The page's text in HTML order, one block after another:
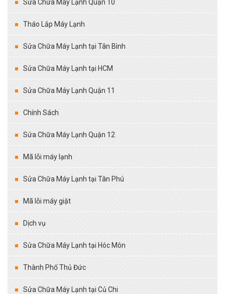
Sửa Chữa Máy Lạnh Quận 10
Tháo Lắp Máy Lạnh
Sửa Chữa Máy Lạnh tại Tân Bình
Sửa Chữa Máy Lạnh tại HCM
Sửa Chữa Máy Lạnh Quận 11
Chính Sách
Sửa Chữa Máy Lạnh Quận 12
Mã lỗi máy lạnh
Sửa Chữa Máy Lạnh tại Tân Phú
Mã lỗi máy giặt
Dịch vụ
Sửa Chữa Máy Lạnh tại Hóc Môn
Thành Phố Thủ Đức
Sửa Chữa Máy Lạnh tại Củ Chi